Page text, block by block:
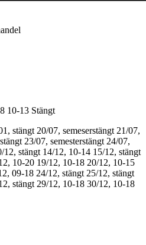
10-13 Stängt
stängt 20/07, semeserstängt 21/07,
23/07, semesterstängt 24/07,
12, stängt 14/12, 10-14 15/12, stängt
10-20 19/12, 10-18 20/12, 10-15
09-18 24/12, stängt 25/12, stängt
stängt 29/12, 10-18 30/12, 10-18